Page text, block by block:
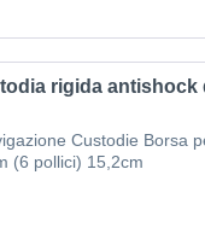
rigida
Custodie Borsa
(6 pollici) 15,2cm